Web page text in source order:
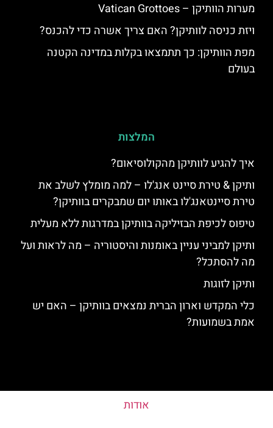
מערות הוותיקן – Vatican Grottoes
ויזת כניסה לוותיקן? האם צריך אשרה כדי להכנס?
מפת הוותיקן: כך תתמצאו בקלות במדינה הקטנה
בעולם
המלצות
איך להגיע לוותיקן מהקולוסיאום?
ותיקן & טירת סיינט אנג'לו – למה מומלץ לשלב את
טירת סיינטאנג'לו באותו יום שמבקרים בוותיקן?
טיפוס לכיפת הבזיליקה בוותיקן במדרגות ללא מעלית
ותיקן למביני עניין באומנות והיסטוריה – מה לראות ועל
מה להסתכל?
ותיקן לזוגות
כלי המקדש וארון הברית נמצאים בוותיקן – האם יש
אמת בשמועות?
אודות